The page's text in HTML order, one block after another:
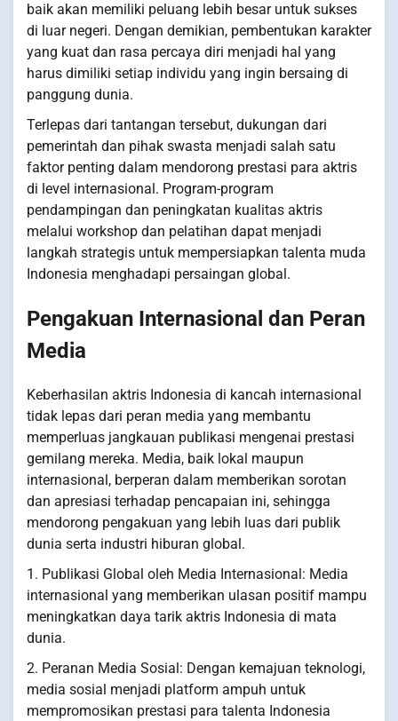
baik akan memiliki peluang lebih besar untuk sukses
di luar negeri. Dengan demikian, pembentukan karakter
yang kuat dan rasa percaya diri menjadi hal yang
harus dimiliki setiap individu yang ingin bersaing di
panggung dunia.
Terlepas dari tantangan tersebut, dukungan dari
pemerintah dan pihak swasta menjadi salah satu
faktor penting dalam mendorong prestasi para aktris
di level internasional. Program-program
pendampingan dan peningkatan kualitas aktris
melalui workshop dan pelatihan dapat menjadi
langkah strategis untuk mempersiapkan talenta muda
Indonesia menghadapi persaingan global.
Pengakuan Internasional dan Peran
Media
Keberhasilan aktris Indonesia di kancah internasional
tidak lepas dari peran media yang membantu
memperluas jangkauan publikasi mengenai prestasi
gemilang mereka. Media, baik lokal maupun
internasional, berperan dalam memberikan sorotan
dan apresiasi terhadap pencapaian ini, sehingga
mendorong pengakuan yang lebih luas dari publik
dunia serta industri hiburan global.
1. Publikasi Global oleh Media Internasional: Media
internasional yang memberikan ulasan positif mampu
meningkatkan daya tarik aktris Indonesia di mata
dunia.
2. Peranan Media Sosial: Dengan kemajuan teknologi,
media sosial menjadi platform ampuh untuk
mempromosikan prestasi para talenta Indonesia